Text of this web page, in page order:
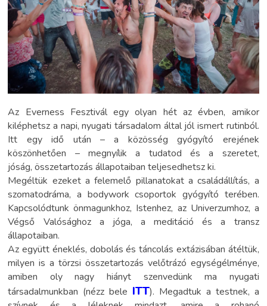
Az Everness Fesztivál egy olyan hét az évben, amikor
kiléphetsz a napi, nyugati társadalom által jól ismert rutinból.
Itt egy idő után – a közösség gyógyító erejének
köszönhetően – megnyílik a tudatod és a szeretet,
jóság, összetartozás állapotaiban teljesedhetsz ki.
Megéltük ezeket a felemelő pillanatokat a családállítás, a
szomatodráma, a bodywork csoportok gyógyító terében.
Kapcsolódtunk önmagunkhoz, Istenhez, az Univerzumhoz, a
Végső Valósághoz a jóga, a meditáció és a transz
állapotaiban.
Az együtt éneklés, dobolás és táncolás extázisában átéltük,
milyen is a törzsi összetartozás velőtrázó egységélménye,
amiben oly nagy hiányt szenvedünk ma nyugati
társadalmunkban (nézz bele ITT). Megadtuk a testnek, a